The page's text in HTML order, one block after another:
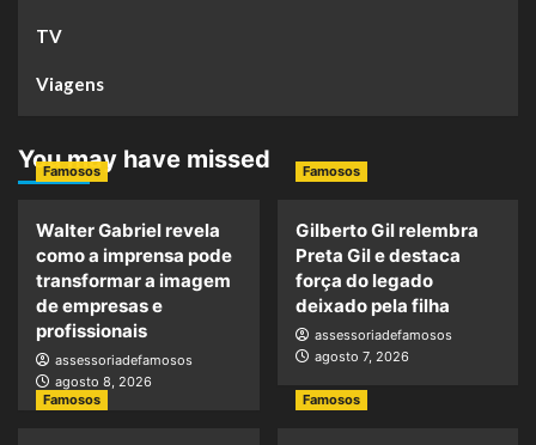
TV
Viagens
You may have missed
Famosos
Walter Gabriel revela
como a imprensa pode
transformar a imagem
de empresas e
profissionais
assessoriadefamosos
agosto 8, 2026
Famosos
Gilberto Gil relembra
Preta Gil e destaca
força do legado
deixado pela filha
assessoriadefamosos
agosto 7, 2026
Famosos Famosos